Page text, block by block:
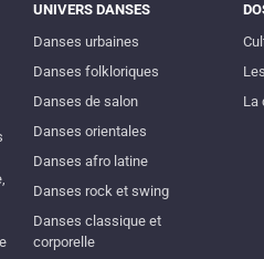
UNIVERS DANSES
Danses urbaines
Danses folkloriques
Danses de salon
Danses orientales
Danses afro latine
Danses rock et swing
Danses classique et
corporelle
La